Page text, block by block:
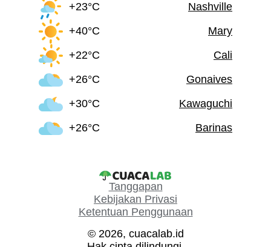
+23°C
Nashville
+40°C
Mary
+22°C
Cali
+26°C
Gonaives
+30°C
Kawaguchi
+26°C
Barinas
Tanggapan
Kebijakan Privasi
Ketentuan Penggunaan
© 2026, cuacalab.id